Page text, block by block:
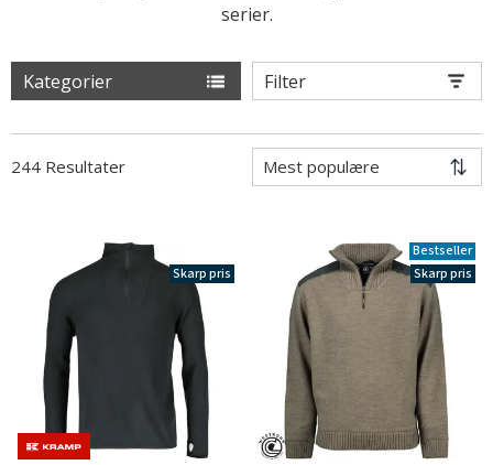
serier.
Kategorier Filter
244 Resultater
Skarp pris
Bestseller
Skarp pris